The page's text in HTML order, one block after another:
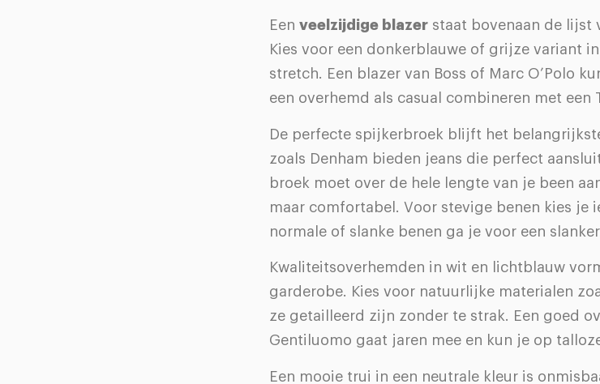
Een veelzijdige blazer staat bovenaan de lijst
Kies voor een donkerblauwe of grijze variant
stretch. Een blazer van Boss of Marc O’Polo
een overhemd als casual combineren met een
De perfecte spijkerbroek blijft het
zoals Denham bieden jeans die perfect
broek moet over de hele lengte van je been
maar comfortabel. Voor stevige benen kies je
normale of slanke benen ga je voor een
Kwaliteitsoverhemden in wit en lichtblauw
garderobe. Kies voor natuurlijke materialen
ze getailleerd zijn zonder te strak. Een goed
Gentiluomo gaat jaren mee en kun je op
Een mooie trui in een neutrale kleur is